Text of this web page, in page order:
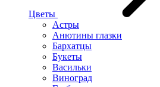
Цветы
Астры
Анютины глазки
Бархатцы
Букеты
Васильки
Виноград